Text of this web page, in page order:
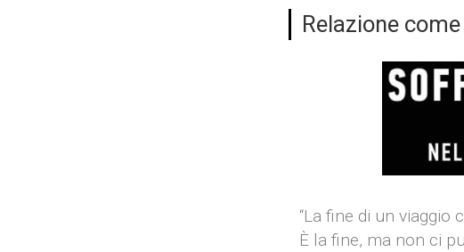
Relazione
“La fine di un
È la fine, ma non ci